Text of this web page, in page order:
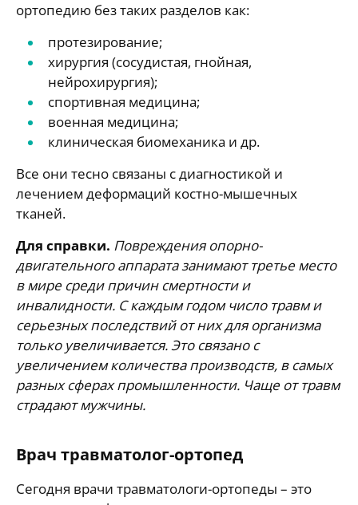
ортопедию без таких разделов как:
протезирование;
хирургия (сосудистая, гнойная,
нейрохирургия);
спортивная медицина;
военная медицина;
клиническая биомеханика и др.
Все они тесно связаны с диагностикой и
лечением деформаций костно-мышечных
тканей.
Для справки. Повреждения опорно-
двигательного аппарата занимают третье место
в мире среди причин смертности и
инвалидности. С каждым годом число травм и
серьезных последствий от них для организма
только увеличивается. Это связано с
увеличением количества производств, в самых
разных сферах промышленности. Чаще от травм
страдают мужчины.
Врач травматолог-ортопед
Сегодня врачи травматологи-ортопеды – это